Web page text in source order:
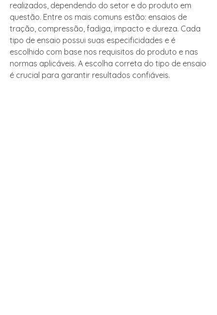
realizados, dependendo do setor e do produto em
questão. Entre os mais comuns estão: ensaios de
tração, compressão, fadiga, impacto e dureza. Cada
tipo de ensaio possui suas especificidades e é
escolhido com base nos requisitos do produto e nas
normas aplicáveis. A escolha correta do tipo de ensaio
é crucial para garantir resultados confiáveis.